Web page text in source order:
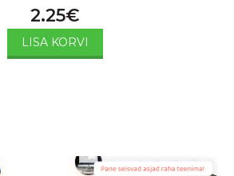
2.25€
LISA KORVI